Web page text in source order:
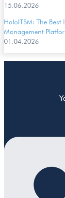
15.06.2026
HaloITSM: The Best
Management
01.04.2026